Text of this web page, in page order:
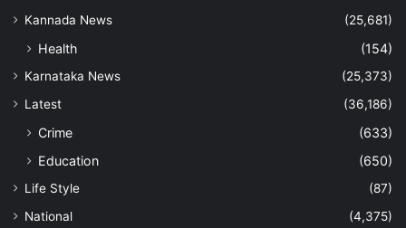
Kannada News
(25,681)
Health (154)
Karnataka News
(25,373)
Latest
(36,186)
Crime
(633)
Education
(650)
Life Style
(87)
National
(4,375)